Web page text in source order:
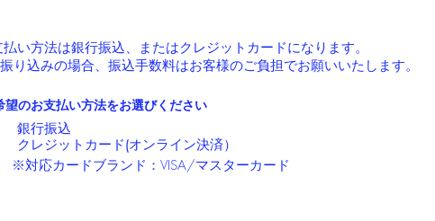
い方法は銀行振込、またはクレジットカードになります。
り込みの場合、振込手数料はお客様のご負担でお願いいたします。
望のお支払い方法をお選びください
銀行振込
クレジットカード(オンライン決済）
​※対応カードブランド：VISA/マスターカード